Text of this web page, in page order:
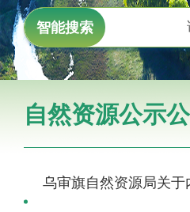
智能搜索
自然资源公示
乌审旗自然资源局关